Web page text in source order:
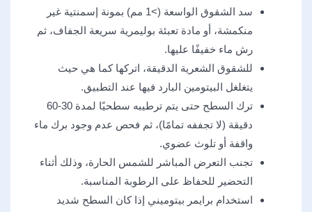
سد الشقوق الواسعة (>1 مم) بمونة إسمنتية غير
منكمشة، أو مادة تعبئة بوليمرية سريعة الجفاف، ثم
رش ماء خفيفًا عليها.
للشقوق الشعرية الدقيقة، اتركها كما هي حيث
يتغلغل البيتومين البارد فيها عند التطبيق.
ترك السطح حتى يتم ترطيبه سطحيًا لمدة 30-60
دقيقة (لا تجففه تمامًا)، ثم فحص عدم وجود برك ماء
واقفة أو تلوث عضوي.
تجنب التعرض المباشر للشمس الحارة، وذلك أثناء
التحضير للحفاظ على الرطوبة المناسبة.
استخدام برايمر بيتوميني إذا كان السطح شديد